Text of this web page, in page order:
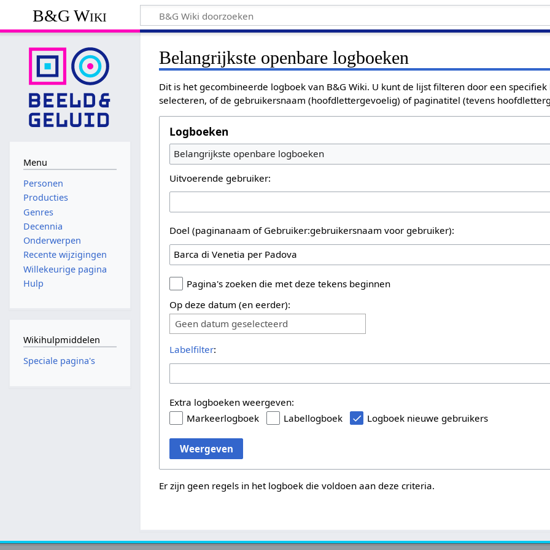
B&G Wiki
Belangrijkste openbare logboeken
Dit is het gecombineerde logboek van B&G Wiki. U kunt de lijst filteren door een
selecteren, of de gebruikersnaam (hoofdlettergevoelig) of paginatitel (tevens
Logboeken
Belangrijkste openbare logboeken
Uitvoerende gebruiker:
Doel (paginanaam of Gebruiker:gebruikersnaam voor gebruiker):
Pagina's zoeken die met deze tekens beginnen
Op deze datum (en eerder):
Geen datum geselecteerd
Labelfilter:
Extra logboeken weergeven:
Markeerlogboek
Labellogboek Logboek nieuwe gebruikers
Weergeven
Er zijn geen regels in het logboek die voldoen aan deze criteria.
Menu
Personen
Producties
Genres
Decennia
Onderwerpen
Recente wijzigingen
Willekeurige pagina
Hulp
Wikihulpmiddelen
Speciale pagina's